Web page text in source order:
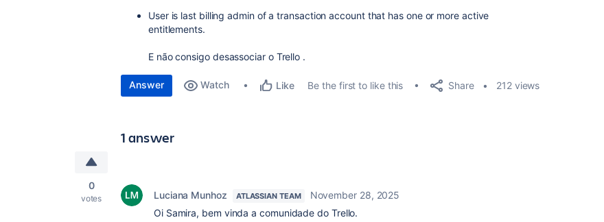
User is last billing admin of a transaction account that has one or more active
entitlements.
E não consigo desassociar o Trello .
Answer Watch Like Be the first to like this Share 212 views
1 answer
0
votes Luciana Munhoz ATLASSIAN TEAM
November 28, 2025
Oi Samira, bem vinda a comunidade do Trello.